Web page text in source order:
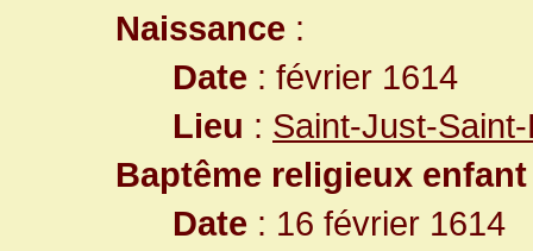
Naissance :
Date : février 1614
Lieu : Saint-Just-
Baptême religieux enfant
Date : 16 février 1614